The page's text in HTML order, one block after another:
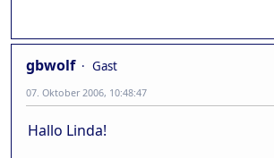
gbwolf
Gast
07. Oktober 2006, 10:48:47
Hallo Linda!